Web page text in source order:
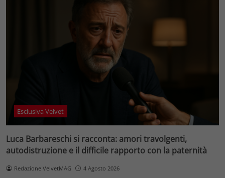
Esclusiva Velvet
Luca Barbareschi si racconta: amori travolgenti,
autodistruzione e il difficile rapporto con la paternità
Redazione VelvetMAG 4 Agosto 2026